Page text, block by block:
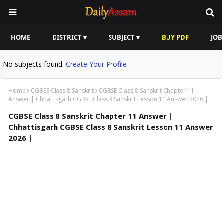
HOME DISTRICT ▾ SUBJECT ▾ BUY PDF
No subjects found. Create Your Profile
Home CGBSE Class 8 Sanskrit
CGBSE Class 8 Sanskrit Chapter 11
Answer | Chhattisgarh CGBSE Class 8 Sanskrit Lesson 11 Answer 2026 |
CGBSE Class 8 Sanskrit Chapter 11 Answer |
Chhattisgarh CGBSE Class 8 Sanskrit Lesson 11 Answer
2026 |